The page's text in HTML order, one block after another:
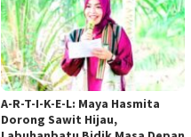
A-R-T-I-K-E-L: Maya Hasmita
Dorong Sawit Hijau,